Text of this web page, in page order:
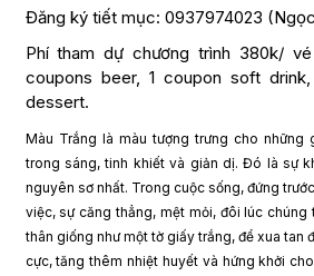
Đăng ký tiết mục: 0937974023
Phí tham dự chương trình 380k/
coupons beer, 1 coupon soft
dessert.
Màu Trắng là màu tượng trưng cho những
trong sáng, tinh khiết và giản dị. Đó là sự
nguyên sơ nhất. Trong cuộc sống, đứng
việc, sự căng thẳng, mệt mỏi, đôi lúc chúng
thân giống như một tờ giấy trắng, để xua tan
cực, tăng thêm nhiệt huyết và hứng khởi